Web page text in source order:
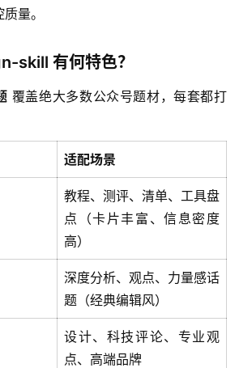
量。
skill 有何特色？
覆盖绝大多数公众号题材，每套都打
适配场景
教程、测评、清单、工具盘
点（卡片丰富、信息密度
高）
深度分析、观点、力量感话
题（经典编辑风）
设计、科技评论、专业观
点、高端品牌